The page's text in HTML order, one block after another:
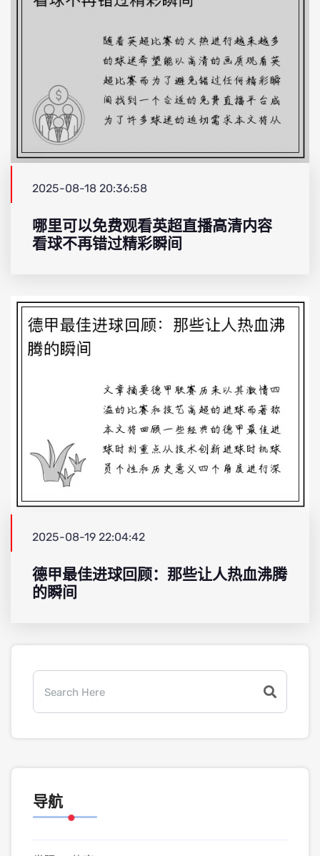
2025-08-18 20:36:58
哪里可以免费观看英超直播高清内容
看球不再错过精彩瞬间
2025-08-19 22:04:42
德甲最佳进球回顾：那些让人热血沸腾
的瞬间
导航